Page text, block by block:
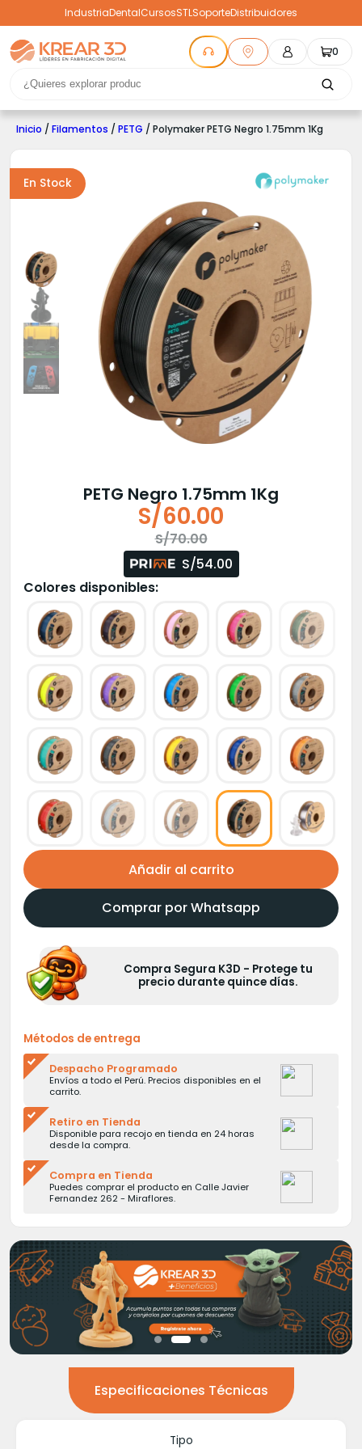
IndustriaDentalCursosSTLSoporteDistribuidores
0
Inicio / Filamentos / PETG / Polymaker PETG Negro 1.75mm 1Kg
En Stock
PETG Negro 1.75mm 1Kg
S/70.00
original
era:
S/70.00.
S/60.00
actual
es:
S/60.00.
S/54.00
Colores disponibles:
Añadir al carrito
Comprar por Whatsapp
Compra Segura K3D - Protege tu
precio durante quince días.
Métodos de entrega
Despacho Programado
Envíos a todo el Perú. Precios disponibles en el
carrito.
Retiro en Tienda
Disponible para recojo en tienda en 24 horas
desde la compra.
Compra en Tienda
Puedes comprar el producto en Calle Javier
Fernandez 262 - Miraflores.
Especificaciones Técnicas
Tipo